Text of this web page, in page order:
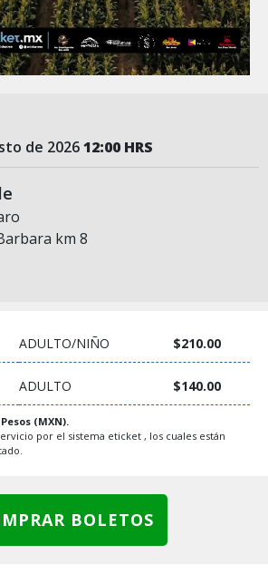
de 202612:00 HRS
km 8
ADULTO/NIÑO $210.00
ADULTO $140.00
(MXN).
por el sistema eticket , los cuales están
BOLETOS